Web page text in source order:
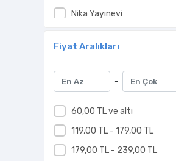
Nika Yayınevi
Sel Yayınları
Fiyat Aralıkları
-
60,00 TL ve altı
119,00 TL - 179,00 TL
179,00 TL - 239,00 TL